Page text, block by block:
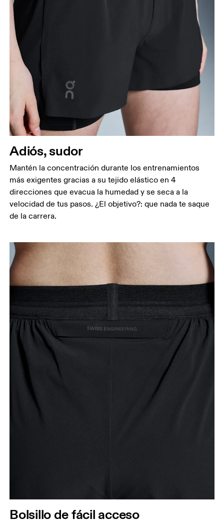
Adiós, sudor
Mantén la concentración durante los entrenamientos
más exigentes gracias a su tejido elástico en 4
direcciones que evacua la humedad y se seca a la
velocidad de tus pasos. ¿El objetivo?: que nada te saque
de la carrera.
Bolsillo de fácil acceso